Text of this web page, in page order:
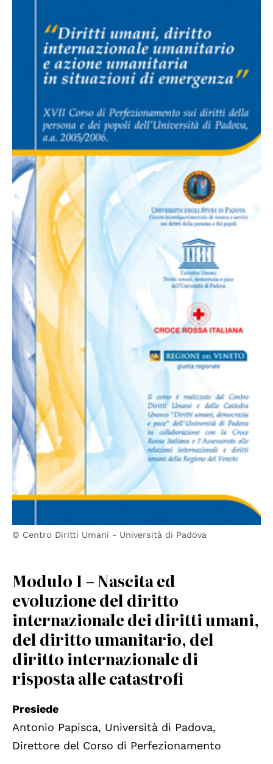
© Centro Diritti Umani - Università di Padova
Modulo 1 – Nascita ed
evoluzione del diritto
internazionale dei diritti umani,
del diritto umanitario, del
diritto internazionale di
risposta alle catastrofi
Presiede
Antonio Papisca, Università di Padova,
Direttore del Corso di Perfezionamento